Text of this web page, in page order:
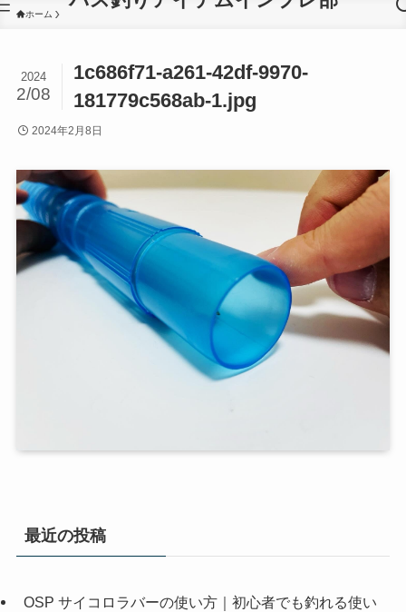
ホーム
1c686f71-a261-42df-9970-
181779c568ab-1.jpg
2024
2/08
2024年2月8日
最近の投稿
OSP サイコロラバーの使い方｜初心者でも釣れる使い